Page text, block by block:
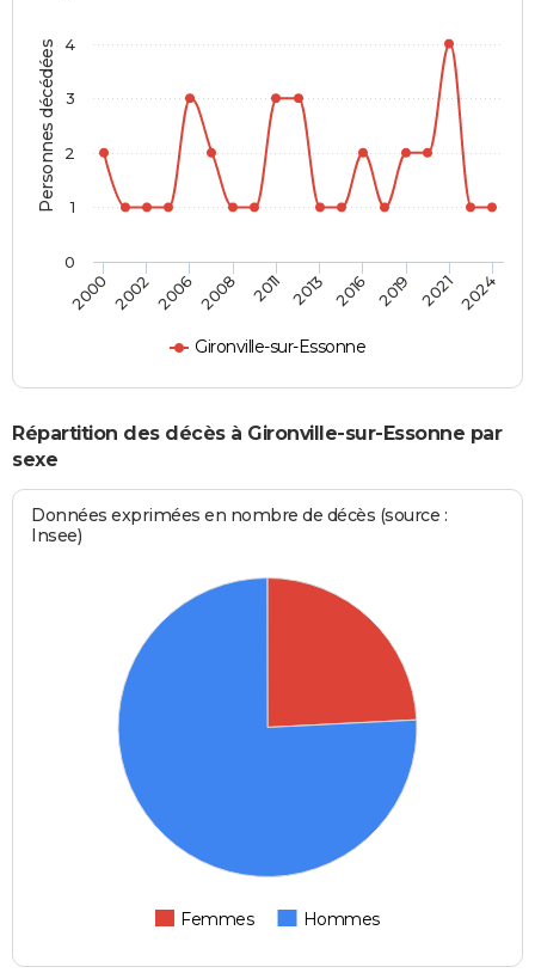
Personnes décédées
Gironville-sur-Essonne
2000 200220062008 2011 2013 2016 2019 20212024
0
1
2
3
4
Répartition des décès à Gironville-sur-Essonne par
sexe
Données exprimées en nombre de décès (source :
Insee)
Femmes Hommes